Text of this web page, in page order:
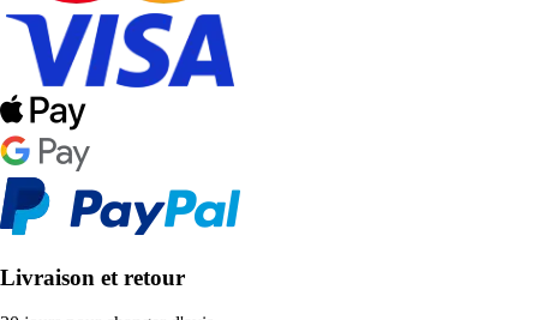
Livraison et retour